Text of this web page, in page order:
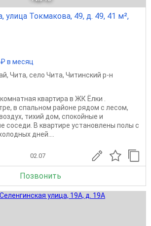
улица Токмакова, 49, д. 49, 41 м²,
₽ в месяц
, Чита, село Чита, Читинский р-н
квартира в ЖК Ёлки .
в спальном районе рядом с лесом,
тихий дом, спокойные и
соседи. В квартире установлены полы с
дней....
02.07
Позвонить